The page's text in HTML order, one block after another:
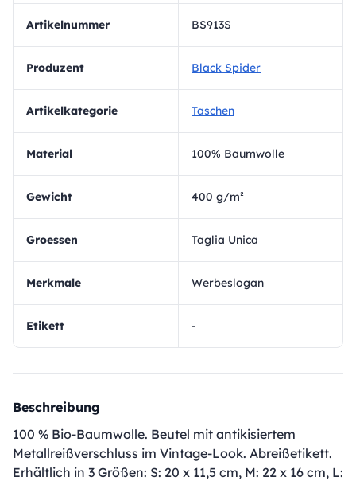
Artikelnummer BS913S
Produzent Black Spider
Artikelkategorie Taschen
Material 100% Baumwolle
Gewicht 400 g/m²
Groessen Taglia Unica
Merkmale Werbeslogan
Etikett -
Beschreibung
100 % Bio-Baumwolle. Beutel mit antikisiertem
Metallreißverschluss im Vintage-Look. Abreißetikett.
Erhältlich in 3 Größen: S: 20 x 11,5 cm, M: 22 x 16 cm, L: